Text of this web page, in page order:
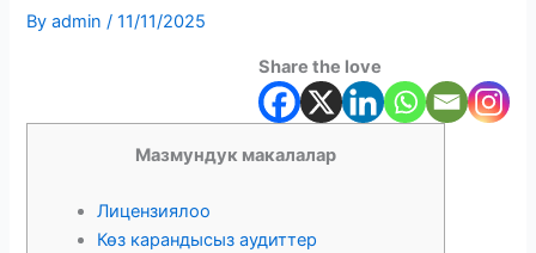
Byadmin/11/11/2025
Share the love
Мазмундук макалалар
Лицензиялоо
Көз карандысыз аудиттер